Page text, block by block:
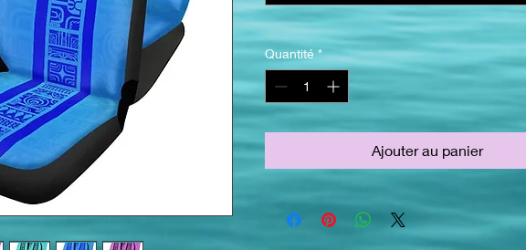
Quantité *
Ajouter au panier